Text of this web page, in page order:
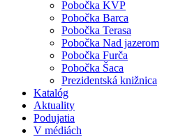
Pobočka KVP
Pobočka Barca
Pobočka Terasa
Pobočka Nad jazerom
Pobočka Furča
Pobočka Šaca
Prezidentská knižnica
Katalóg
Aktuality
Podujatia
V médiách